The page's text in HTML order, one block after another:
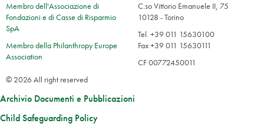
Membro dell'Associazione di
Fondazioni e di Casse di Risparmio
SpA
Membro della Philanthropy Europe
Association
C.so Vittorio Emanuele II, 75
10128 - Torino
Tel. +39 011 15630100
Fax +39 011 15630111
CF 00772450011
© 2026 All right reserved
Archivio Documenti e Pubblicazioni
Child Safeguarding Policy